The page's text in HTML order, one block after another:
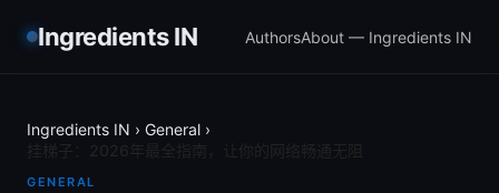
Ingredients IN AuthorsAbout — Ingredients IN
Ingredients IN › General ›
GENERAL